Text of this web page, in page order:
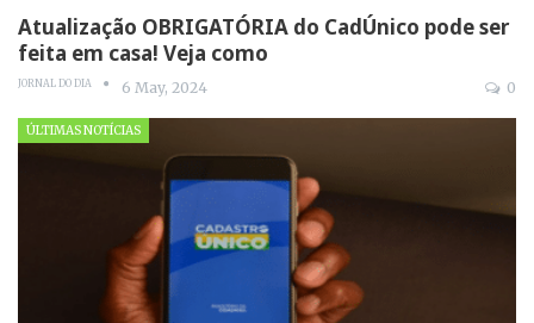
Atualização OBRIGATÓRIA do CadÚnico pode ser
feita em casa! Veja como
JORNAL DO DIA 6 May, 2024 0
ÚLTIMAS NOTÍCIAS